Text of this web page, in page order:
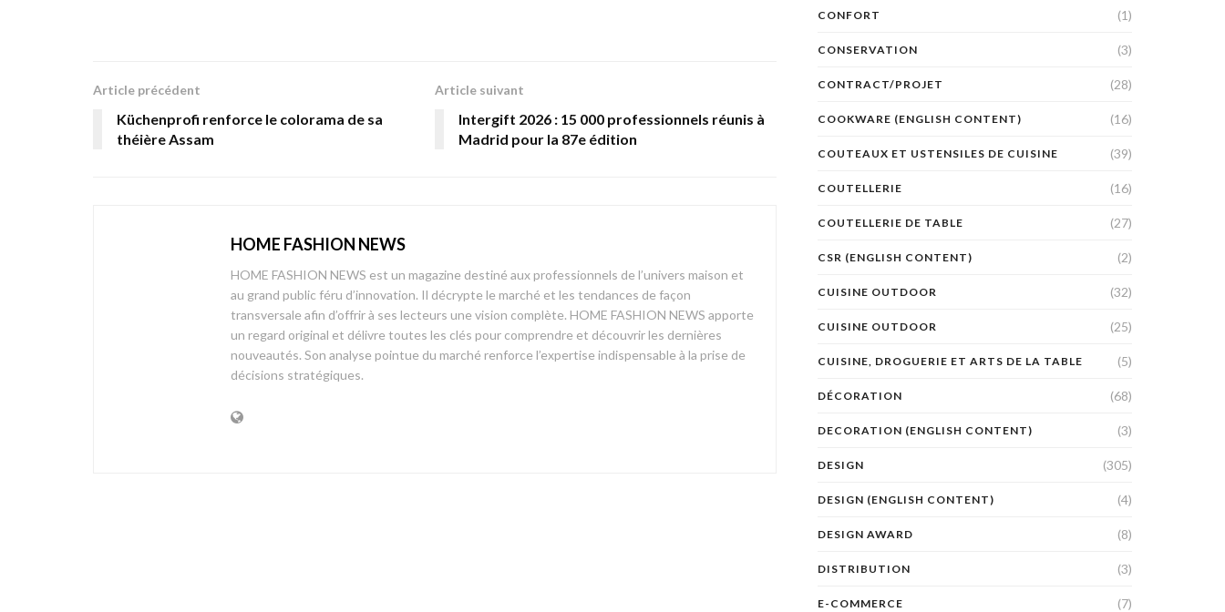
Article précédent
Küchenprofi renforce le colorama de sa
théière Assam
Article suivant
Intergift 2026 : 15 000 professionnels réunis à
Madrid pour la 87e édition
HOME FASHION NEWS
HOME FASHION NEWS est un magazine destiné aux professionnels de l’univers maison et
au grand public féru d’innovation. Il décrypte le marché et les tendances de façon
transversale afin d’offrir à ses lecteurs une vision complète. HOME FASHION NEWS apporte
un regard original et délivre toutes les clés pour comprendre et découvrir les dernières
nouveautés. Son analyse pointue du marché renforce l’expertise indispensable à la prise de
décisions stratégiques.
CONFORT (1)
CONSERVATION (3)
CONTRACT/PROJET (28)
COOKWARE (ENGLISH CONTENT) (16)
COUTEAUX ET USTENSILES DE CUISINE (39)
COUTELLERIE (16)
COUTELLERIE DE TABLE (27)
CSR (ENGLISH CONTENT) (2)
CUISINE OUTDOOR (32)
CUISINE OUTDOOR (25)
CUISINE, DROGUERIE ET ARTS DE LA TABLE (5)
DÉCORATION (68)
DECORATION (ENGLISH CONTENT) (3)
DESIGN (305)
DESIGN (ENGLISH CONTENT) (4)
DESIGN AWARD (8)
DISTRIBUTION (3)
E-COMMERCE (7)